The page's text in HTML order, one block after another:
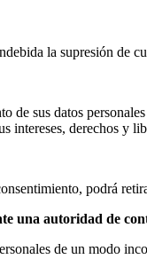
la supresión de
de sus datos
intereses, derechos y
podrá
una autoridad de
de un modo